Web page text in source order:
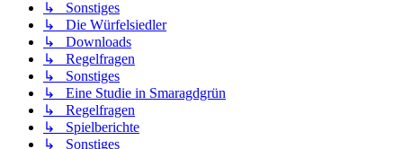
↳ Sonstiges
↳ Die Würfelsiedler
↳ Downloads
↳ Regelfragen
↳ Sonstiges
↳ Eine Studie in Smaragdgrün
↳ Regelfragen
↳ Spielberichte
↳ Sonstiges